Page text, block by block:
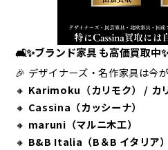
🛋️✨ブランド家具 も高価買取中
🎉 デザイナーズ・名作家具は今
🔸 Karimoku（カリモク） / カ
🔸 Cassina（カッシーナ）
🔸 maruni（マルニ木工）
🔸 B&B Italia（B＆B イタリア）